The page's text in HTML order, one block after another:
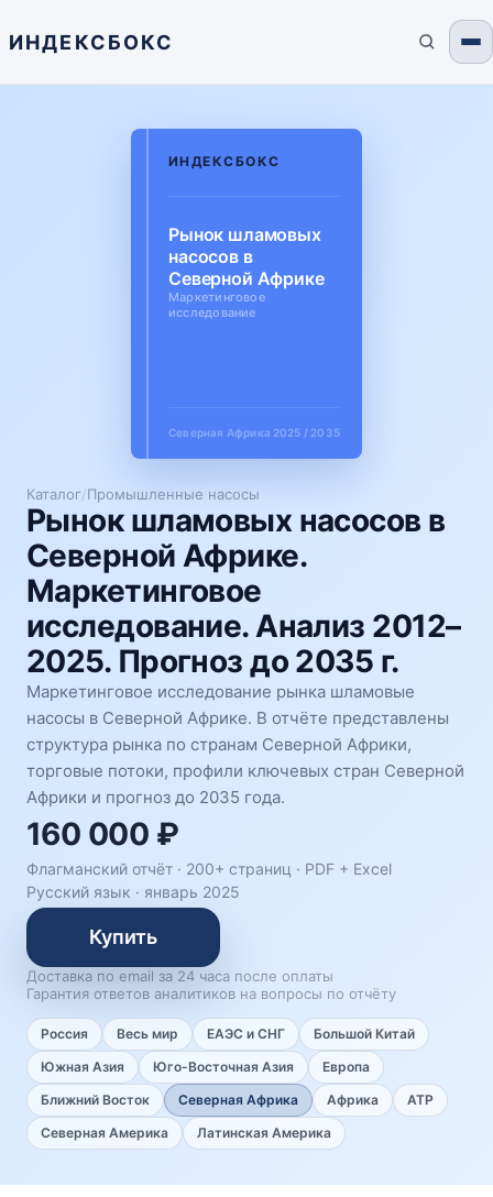
ИНДЕКСБОКС
Каталог/Промышленные насосы
Рынок шламовых насосов в
Северной Африке.
Маркетинговое
исследование. Анализ 2012–
2025. Прогноз до 2035 г.
Маркетинговое исследование рынка шламовые
насосы в Северной Африке. В отчёте представлены
структура рынка по странам Северной Африки,
торговые потоки, профили ключевых стран Северной
Африки и прогноз до 2035 года.
160 000 ₽
Флагманский отчёт · 200+ страниц · PDF + Excel
Русский язык · январь 2025
Купить
Доставка по email за 24 часа после оплаты
Гарантия ответов аналитиков на вопросы по отчёту
Россия Весь мир ЕАЭС и СНГ
Большой Китай
Южная Азия
Юго-Восточная Азия
Европа
Ближний Восток
Северная Африка Африка
АТР
Северная Америка
Латинская Америка
ИНДЕКСБОКС
Рынок шламовых
насосов в
Северной Африке
Маркетинговое
исследование
Северная Африка 2025 / 2035